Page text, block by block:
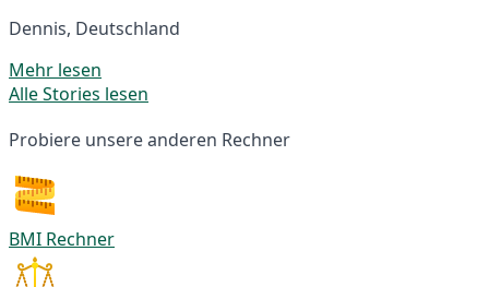
Dennis, Deutschland
Mehr lesen
Alle Stories lesen
Probiere unsere anderen Rechner
BMI Rechner